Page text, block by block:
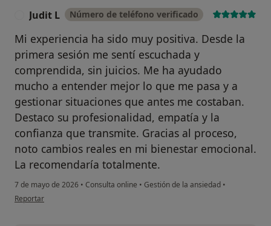
Judit L Número de teléfono verificado
Mi experiencia ha sido muy positiva. Desde la
primera sesión me sentí escuchada y
comprendida, sin juicios. Me ha ayudado
mucho a entender mejor lo que me pasa y a
gestionar situaciones que antes me costaban.
Destaco su profesionalidad, empatía y la
confianza que transmite. Gracias al proceso,
noto cambios reales en mi bienestar emocional.
La recomendaría totalmente.
7 de mayo de 2026 • Consulta online • Gestión de la ansiedad •
en opinión del usuario Judit L
Reportar